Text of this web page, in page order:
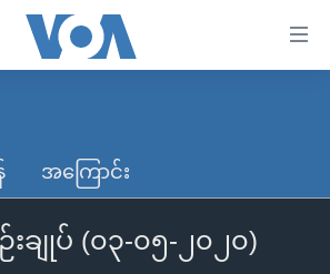
အကြောင်း
ျုပ် (၀၃-၀၅-၂၀၂၀)